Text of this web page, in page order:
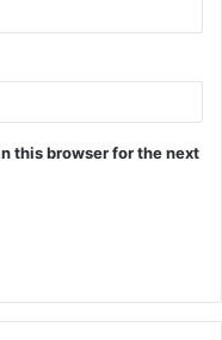
this browser for the next